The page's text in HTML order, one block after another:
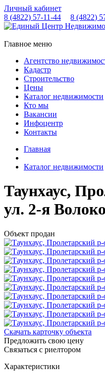
Личный кабинет
8 (4822) 57-11-44 8 (4822)
Главное меню
Агентство
Кадастр
Строительство
Цены
Каталог недвижимости
Кто мы
Вакансии
Инфоцентр
Контакты
Главная
Каталог недвижимости
Таунхаус,
ул. 2-я
Объект продан
Скачать карточку объекта
Предложить свою цену
Связаться с риелтором
Характеристики